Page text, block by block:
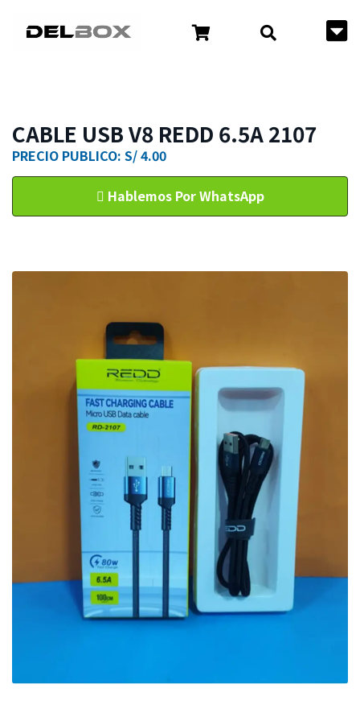
CABLE USB V8 REDD 6.5A 2107
PRECIO PUBLICO: S/ 4.00
Hablemos Por WhatsApp